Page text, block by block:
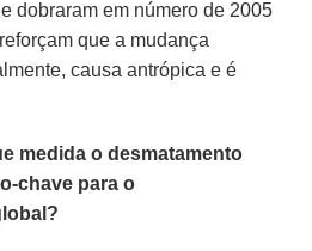
dobraram em número de 2005
que a mudança
causa antrópica e é
medida o desmatamento
chave para o